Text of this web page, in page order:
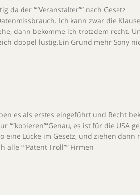
da der “”Veranstalter”” nach Gesetz
Ich kann zwar die
dann bekomme ich trotzdem recht.
doppel lustig.Ein Grund mehr Sony
es als erstes eingeführt und Recht
“”kopieren””Genau, es ist für die USA
eine Lücke im Gesetz, und ziehen dann
“”Patent Troll”” Firmen